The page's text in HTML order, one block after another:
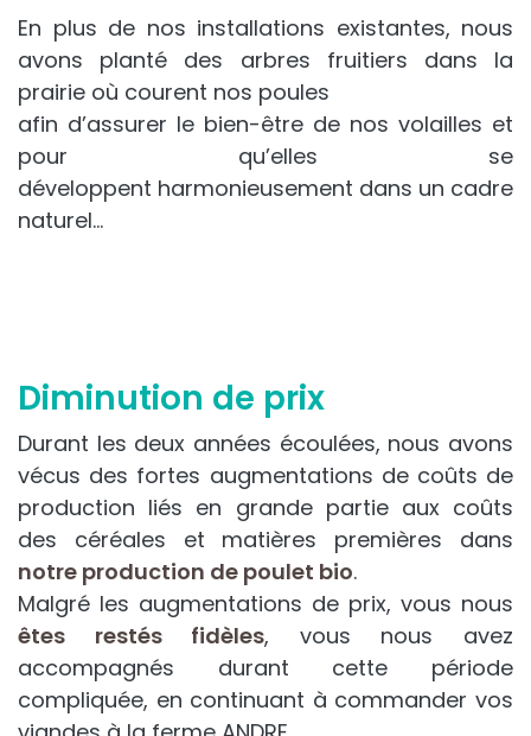
En plus de nos installations existantes, nous
avons planté des arbres fruitiers dans la
prairie où courent nos poules
afin d’assurer le bien-être de nos volailles et
pour qu’elles se
développent harmonieusement dans un cadre
naturel…​
Diminution de prix
Durant les deux années écoulées, nous avons
vécus des fortes augmentations de coûts de
production liés en grande partie aux coûts
des céréales et matières premières dans
notre production de poulet bio.
Malgré les augmentations de prix, vous nous
êtes restés fidèles, vous nous avez
accompagnés durant cette période
compliquée, en continuant à commander vos